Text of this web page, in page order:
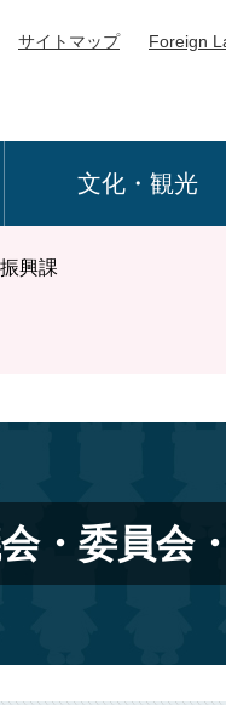
サイトマップ Foreign
文化・観光
興課
・委員会